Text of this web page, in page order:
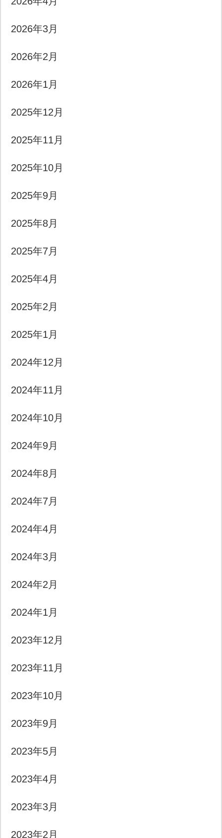
2026年3月
2026年2月
2026年1月
2025年12月
2025年11月
2025年10月
2025年9月
2025年8月
2025年7月
2025年4月
2025年2月
2025年1月
2024年12月
2024年11月
2024年10月
2024年9月
2024年8月
2024年7月
2024年4月
2024年3月
2024年2月
2024年1月
2023年12月
2023年11月
2023年10月
2023年9月
2023年5月
2023年4月
2023年3月
2023年2月